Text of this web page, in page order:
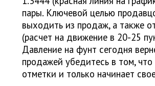
пары. Ключевой целью
выходить из продаж, а также
(расчет на движение в 20-25
Давление на фунт сегодня
продажей убедитесь в том,
отметки и только начинает